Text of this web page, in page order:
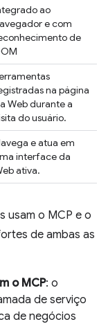
ao
e com
de
na página
Web durante a
do usuário.
e atua em
interface da
ativa.
usam o MCP e o
de ambas as
o MCP: o
de serviço
de negócios